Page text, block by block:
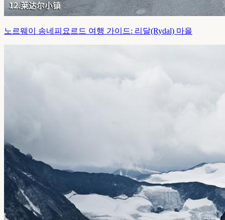
노르웨이 송네피요르드 여행 가이드: 리달(Rydal) 마을